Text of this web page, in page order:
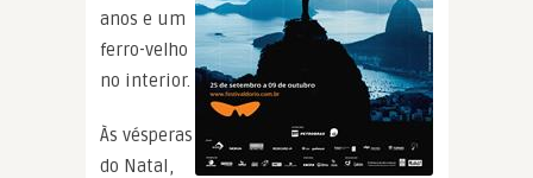
anos e um
ferro-velho
no interior.
Às vésperas
do Natal,